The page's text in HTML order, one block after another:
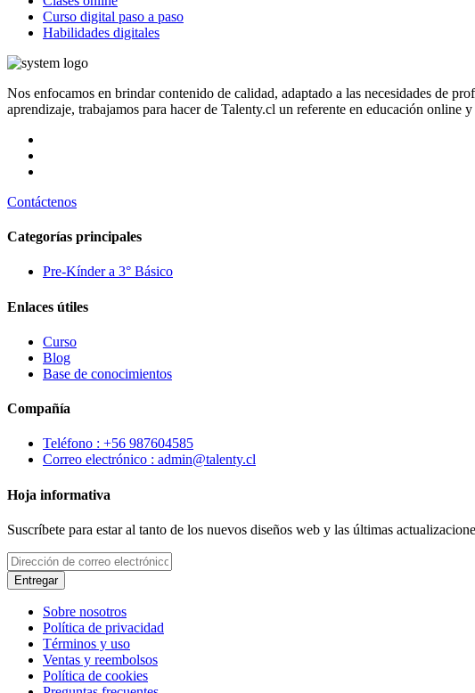
Curso digital paso a paso
Habilidades digitales
Nos enfocamos en brindar contenido de calidad, adaptado a las necesidades de
aprendizaje, trabajamos para hacer de Talenty.cl un referente en educación online
Contáctenos
Categorías principales
Pre-Kínder a 3° Básico
Enlaces útiles
Curso
Blog
Base de conocimientos
Compañía
Teléfono : +56 987604585
Correo electrónico : admin@talenty.cl
Hoja informativa
Suscríbete para estar al tanto de los nuevos diseños web y las últimas
Entregar
Sobre nosotros
Política de privacidad
Términos y uso
Ventas y reembolsos
Política de cookies